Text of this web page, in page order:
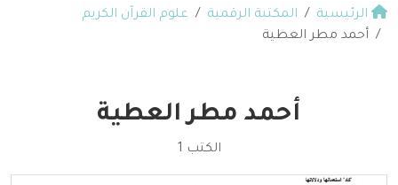
الرئيسية المكتبة الرقمية
علوم القرآن الكريم
أحمد مطر العطية
أحمد مطر العطية
الكتب 1